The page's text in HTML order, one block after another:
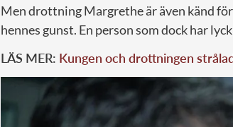
Men drottning Margrethe är även känd
hennes gunst. En person som dock har
LÄS MER: Kungen och drottningen